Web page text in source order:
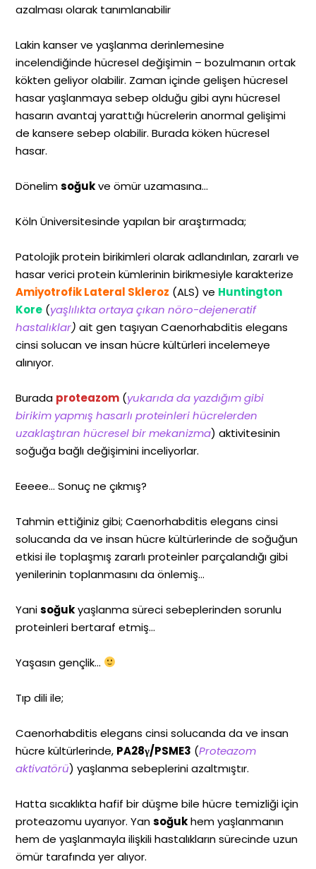
azalması olarak tanımlanabilir
Lakin kanser ve yaşlanma derinlemesine
incelendiğinde hücresel değişimin – bozulmanın ortak
kökten geliyor olabilir. Zaman içinde gelişen hücresel
hasar yaşlanmaya sebep olduğu gibi aynı hücresel
hasarın avantaj yarattığı hücrelerin anormal gelişimi
de kansere sebep olabilir. Burada köken hücresel
hasar.
Dönelimsoğukve ömür uzamasına…
Köln Üniversitesinde yapılan bir araştırmada;
Patolojik protein birikimleri olarak adlandırılan, zararlı ve
hasar verici protein kümlerinin birikmesiyle karakterize
Amiyotrofik Lateral Skleroz (ALS) ve Huntington
Kore (yaşlılıkta ortaya çıkan nöro-dejeneratif
hastalıklar) ait gen taşıyan Caenorhabditis elegans
cinsi solucan ve insan hücre kültürleri incelemeye
alınıyor.
Burada proteazom (yukarıda da yazdığım gibi
birikim yapmış hasarlı proteinleri hücrelerden
uzaklaştıran hücresel bir mekanizma) aktivitesinin
soğuğa bağlı değişimini inceliyorlar.
Eeeee… Sonuç ne çıkmış?
Tahmin ettiğiniz gibi; Caenorhabditis elegans cinsi
solucanda da ve insan hücre kültürlerinde de soğuğun
etkisi ile toplaşmış zararlı proteinler parçalandığı gibi
yenilerinin toplanmasını da önlemiş…
Yanisoğukyaşlanma süreci sebeplerinden sorunlu
proteinleri bertaraf etmiş…
Yaşasın gençlik…
Tıp dili ile;
Caenorhabditis elegans cinsi solucanda da ve insan
hücre kültürlerinde, PA28γ/PSME3 (Proteazom
aktivatörü) yaşlanma sebeplerini azaltmıştır.
Hatta sıcaklıkta hafif bir düşme bile hücre temizliği için
proteazomu uyarıyor. Yansoğukhem yaşlanmanın
hem de yaşlanmayla ilişkili hastalıkların sürecinde uzun
ömür tarafında yer alıyor.